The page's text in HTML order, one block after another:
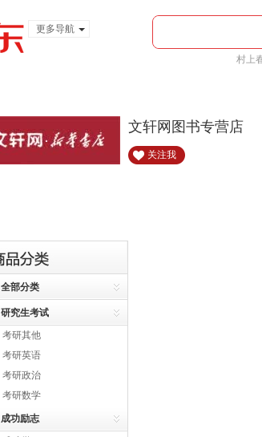
更多导航
村上
文轩网图书专营店
关注我
全部分类
研究生考试
考研其他
考研英语
考研政治
考研数学
成功励志